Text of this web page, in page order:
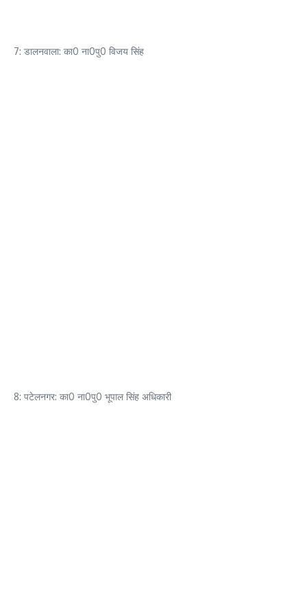
7: डालनवाला: का0 ना0पु0 विजय सिंह
8: पटेलनगर: का0 ना0पु0 भूपाल सिंह अधिकारी